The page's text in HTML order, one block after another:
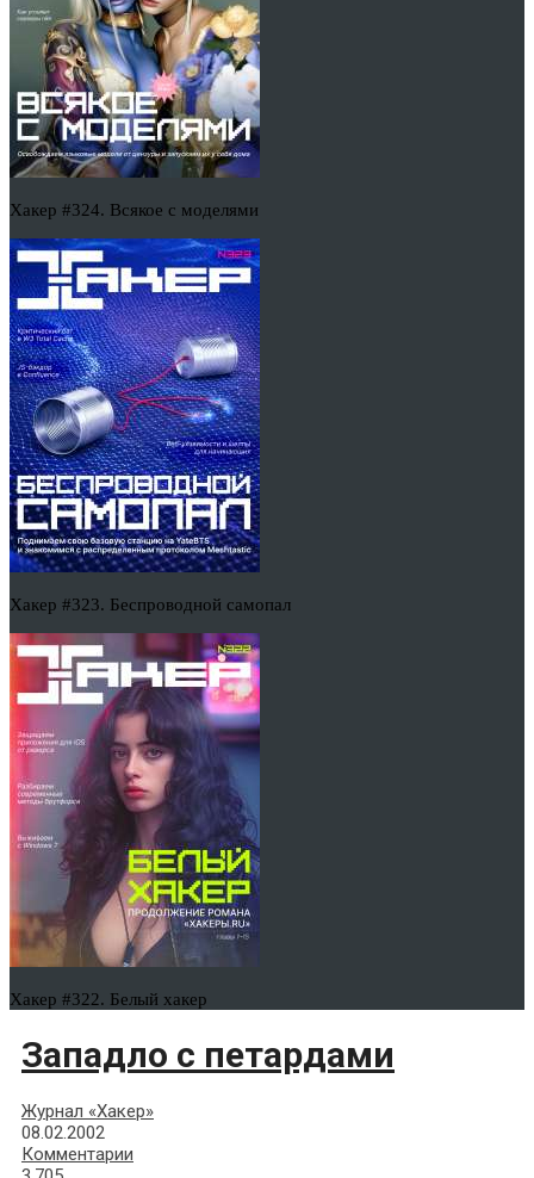
Хакер #324. Всякое с моделями
Хакер #323. Беспроводной самопал
Хакер #322. Белый хакер
Западло с петардами
Журнал «Хакер»
08.02.2002
Комментарии